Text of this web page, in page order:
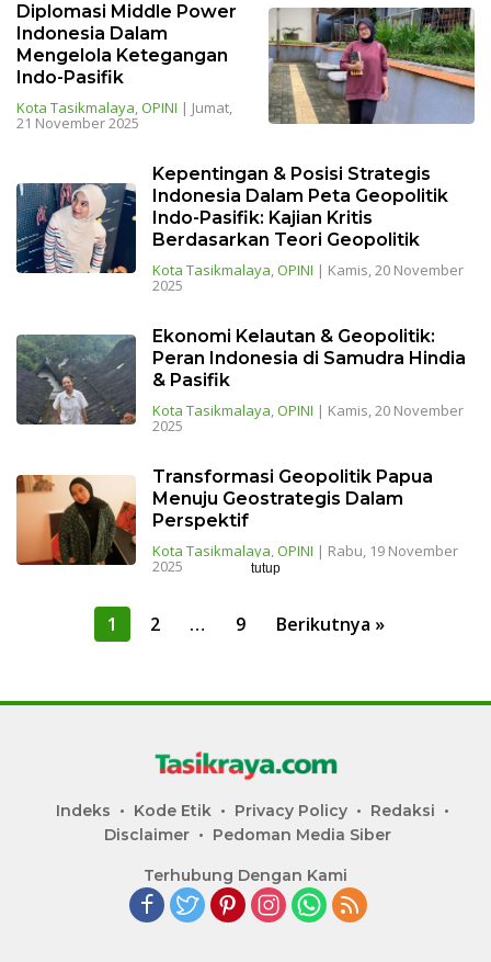
Diplomasi Middle Power
Indonesia Dalam
Mengelola Ketegangan
Indo-Pasifik
Kota Tasikmalaya,OPINI | Jumat,
21 November 2025
Kepentingan & Posisi Strategis
Indonesia Dalam Peta Geopolitik
Indo-Pasifik: Kajian Kritis
Berdasarkan Teori Geopolitik
Kota Tasikmalaya,OPINI | Kamis, 20 November
2025
Ekonomi Kelautan & Geopolitik:
Peran Indonesia di Samudra Hindia
& Pasifik
Kota Tasikmalaya,OPINI | Kamis, 20 November
2025
Transformasi Geopolitik Papua
Menuju Geostrategis Dalam
Perspektif
Kota Tasikmalaya,OPINI | Rabu, 19 November
2025
Paginasi
1 2 … 9 Berikutnya »
Indeks Kode Etik Privacy Policy
Redaksi
Disclaimer
Pedoman Media Siber
Terhubung Dengan Kami
tutup